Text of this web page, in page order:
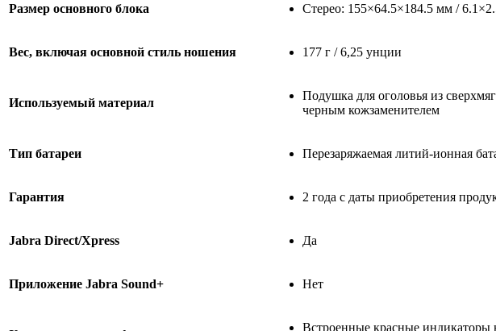
Размер основного блока Стерео: 155×64.5×184.5 мм /
Вес, включая основной стиль ношения 177 г / 6,25 унции
Используемый материал
Подушка для оголовья из
черным кожзаменителем
Тип батареи Перезаряжаемая литий-ионная
Гарантия 2 года с даты приобретения
Jabra Direct/Xpress Да
Приложение Jabra Sound+ Нет
Встроенные красные индикаторы